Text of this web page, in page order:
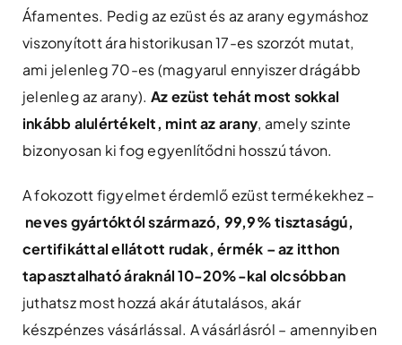
Áfamentes. Pedig az ezüst és az arany egymáshoz
viszonyított ára historikusan 17-es szorzót mutat,
ami jelenleg 70-es (magyarul ennyiszer drágább
jelenleg az arany). Az ezüst tehát most sokkal
inkább alulértékelt, mint az arany, amely szinte
bizonyosan ki fog egyenlítődni hosszú távon.
A fokozott figyelmet érdemlő ezüst termékekhez –
neves gyártóktól származó, 99,9% tisztaságú,
certifikáttal ellátott rudak, érmék – az itthon
tapasztalható áraknál 10-20%-kal olcsóbban
juthatsz most hozzá akár átutalásos, akár
készpénzes vásárlással. A vásárlásról – amennyiben